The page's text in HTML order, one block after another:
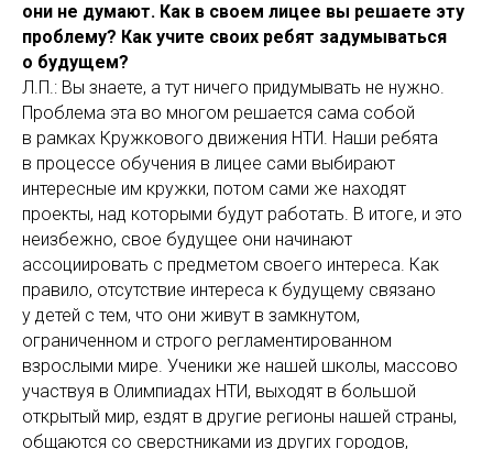
они не думают. Как в своем лицее вы решаете эту
проблему? Как учите своих ребят задумываться
о будущем?
Л.П.: Вы знаете, а тут ничего придумывать не нужно.
Проблема эта во многом решается сама собой
в рамках Кружкового движения НТИ. Наши ребята
в процессе обучения в лицее сами выбирают
интересные им кружки, потом сами же находят
проекты, над которыми будут работать. В итоге, и это
неизбежно, свое будущее они начинают
ассоциировать с предметом своего интереса. Как
правило, отсутствие интереса к будущему связано
у детей с тем, что они живут в замкнутом,
ограниченном и строго регламентированном
взрослыми мире. Ученики же нашей школы, массово
участвуя в Олимпиадах НТИ, выходят в большой
открытый мир, ездят в другие регионы нашей страны,
общаются со сверстниками из других городов,